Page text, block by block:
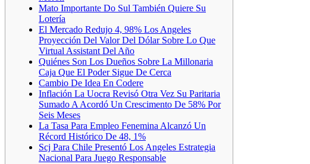
Mato Importante Do Sul También Quiere Su
Lotería
El Mercado Redujo 4, 98% Los Angeles
Proyección Del Valor Del Dólar Sobre Lo Que
Virtual Assistant Del Año
Quiénes Son Los Dueños Sobre La Millonaria
Caja Que El Poder Sigue De Cerca
Cambio De Idea En Codere
Inflación La Uocra Revisó Otra Vez Su Paritaria
Sumado A Acordó Un Crescimento De 58% Por
Seis Meses
La Tasa Para Empleo Fenemina Alcanzó Un
Récord Histórico De 48, 1%
Scj Para Chile Presentó Los Angeles Estrategia
Nacional Para Juego Responsable